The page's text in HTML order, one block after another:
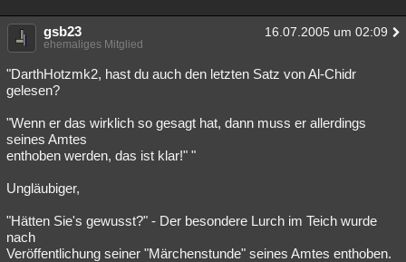
gsb23 16.07.2005 um 02:09
ehemaliges Mitglied
"DarthHotzmk2, hast du auch den letzten Satz von Al-Chidr
gelesen?
"Wenn er das wirklich so gesagt hat, dann muss er allerdings
seines Amtes
enthoben werden, das ist klar!" "
Ungläubiger,
"Hätten Sie's gewusst?" - Der besondere Lurch im Teich wurde
nach
Veröffentlichung seiner "Märchenstunde" seines Amtes enthoben.